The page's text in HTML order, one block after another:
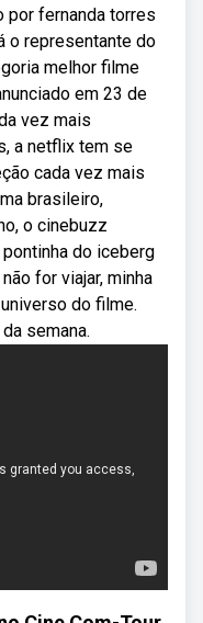
fernanda torres
o representante do
melhor filme
em 23 de
vez mais
a netflix tem se
cada vez mais
brasileiro,
o cinebuzz
do iceberg
for viajar, minha
do filme.
semana.